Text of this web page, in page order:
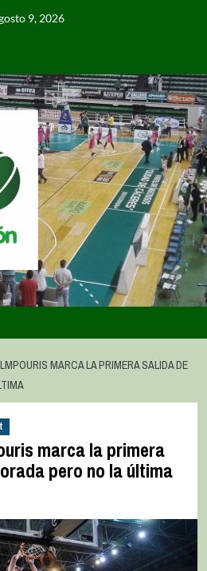
9, 2026
MARCA LA PRIMERA SALIDA DE
marca la primera
pero no la última